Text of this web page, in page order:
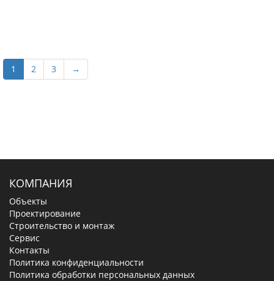
1 2 3 →
КОМПАНИЯ
Объекты
Проектирование
Строительство и монтаж
Сервис
Контакты
Политика конфиденциальности
Политика обработки персональных данных